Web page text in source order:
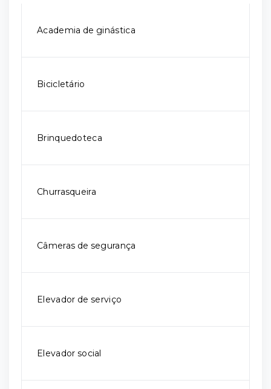
Academia de ginástica
Bicicletário
Brinquedoteca
Churrasqueira
Câmeras de segurança
Elevador de serviço
Elevador social